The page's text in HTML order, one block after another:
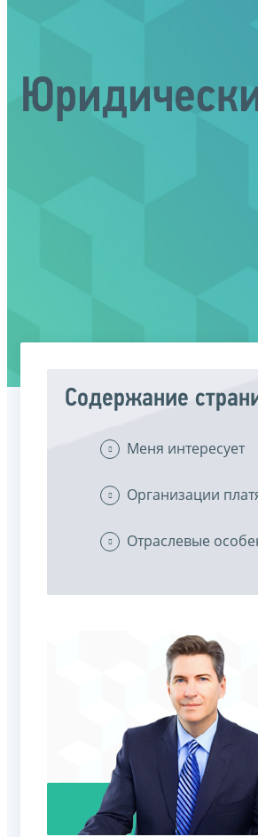
Содержание
Меня интересует
Организации
Отраслевые